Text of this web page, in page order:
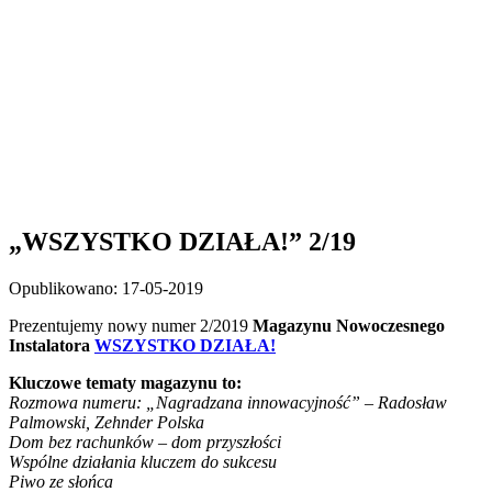
„WSZYSTKO DZIAŁA!” 2/19
Opublikowano: 17-05-2019
Prezentujemy nowy numer 2/2019 Magazynu Nowoczesnego
Instalatora WSZYSTKO DZIAŁA!
Kluczowe tematy magazynu to:
Rozmowa numeru: „Nagradzana innowacyjność” – Radosław
Palmowski, Zehnder Polska
Dom bez rachunków – dom przyszłości
Wspólne działania kluczem do sukcesu
Piwo ze słońca